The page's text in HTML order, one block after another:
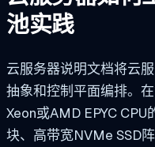
池实践
云服务器说明文档将云
抽象和控制平面编排。
Xeon或AMD EPYC
块、高带宽NVMe SSD